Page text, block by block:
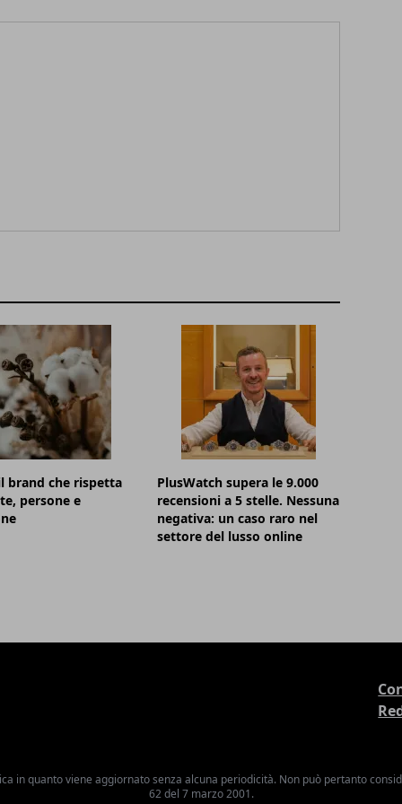
brand che rispetta
persone e
PlusWatch supera le 9.000
recensioni a 5 stelle. Nessuna
negativa: un caso raro nel
settore del lusso online
in quanto viene aggiornato senza alcuna periodicità. Non può pertanto
62 del 7 marzo 2001.